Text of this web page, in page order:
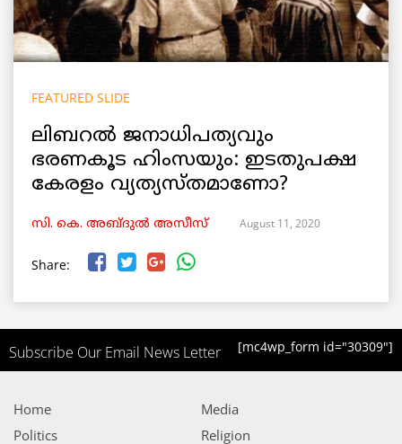
FEATURED SLIDE
ലിബറൽ ജനാധിപത്യവും
ഭരണകൂട ഹിംസയും: ഇടതുപക്ഷ
കേരളം വ്യത്യസ്തമാണോ?
സി. കെ. അബ്ദുൽ അസീസ് August 11, 2020
Share:
Subscribe Our Email News Letter [mc4wp_form id="30309"]
Home
Politics
Media
Religion